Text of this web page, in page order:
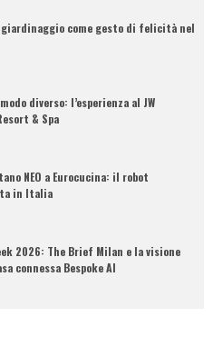
come gesto di felicità nel
diverso: l’esperienza al JW
& Spa
NEO a Eurocucina: il robot
in Italia
2026: The Brief Milan e la visione
connessa Bespoke AI